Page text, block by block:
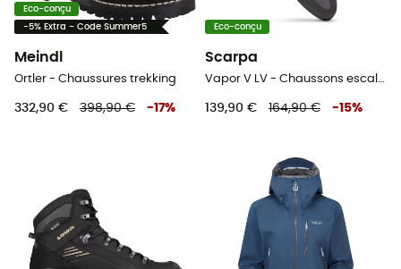
Eco-conçu
-5% Extra - Code Summer5
Meindl
Ortler - Chaussures trekking
332,90 € 398,90 € -17%
Eco-conçu
Scarpa
Vapor V LV - Chaussons escalade
139,90 € 164,90 € -15%